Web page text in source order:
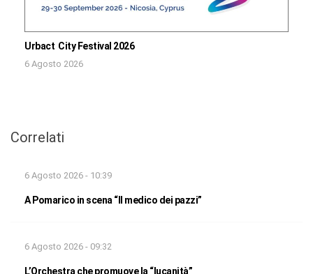
Urbact City Festival 2026
6 Agosto 2026
Correlati
6 Agosto 2026 - 10:39
A Pomarico in scena “Il medico dei pazzi”
6 Agosto 2026 - 09:32
L’Orchestra che promuove la “lucanità”